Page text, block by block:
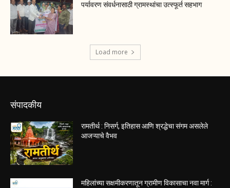
पर्यावरण संवर्धनासाठी ग्रामस्थांचा उत्स्फूर्त सहभाग
Load more
संपादकीय
रामतीर्थ : निसर्ग, इतिहास आणि श्रद्धेचा संगम असलेले
आजऱ्याचे वैभव
महिलांच्या सक्षमीकरणातून ग्रामीण विकासाचा नवा मार्ग :